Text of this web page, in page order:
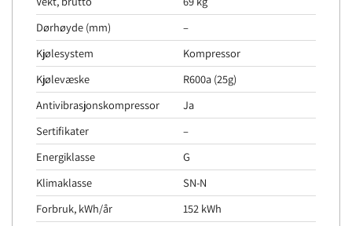
Dørhøyde (mm)
–
Kjølesystem
Kompressor
Kjølevæske
R600a (25g)
Antivibrasjonskompressor
Ja
Sertifikater
–
Energiklasse
G
Klimaklasse
SN-N
Forbruk, kWh/år
152 kWh